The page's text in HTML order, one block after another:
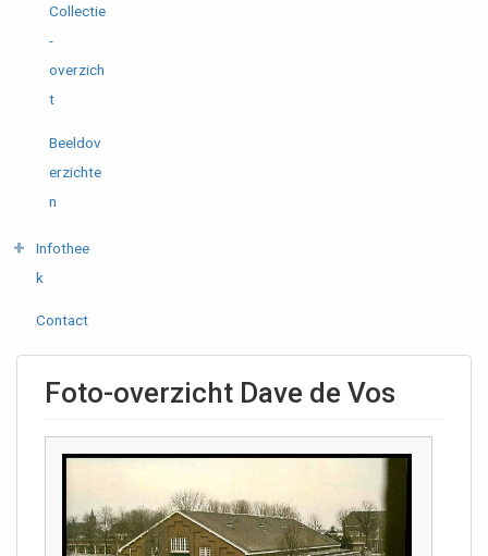
Collectie
-
overzich
t
Beeldov
erzichte
n
Infothee
k
Contact
Foto-overzicht Dave de Vos